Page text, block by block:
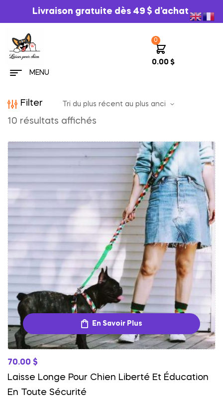
Livraison gratuite dès 49 $ d’achat
MENU
0
0.00$
Filter
10 résultats affichés
En Savoir Plus
70.00 $
Laisse Longe Pour Chien Liberté Et Éducation
En Toute Sécurité